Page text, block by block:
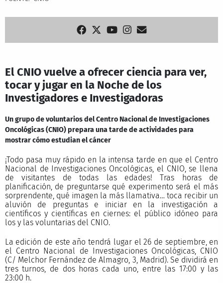
El CNIO vuelve a ofrecer ciencia para ver,
tocar y jugar en la Noche de los
Investigadores e Investigadoras
Un grupo de voluntarios del Centro Nacional de Investigaciones
Oncológicas (CNIO) prepara una tarde de actividades para
mostrar cómo estudian el cáncer
¡Todo pasa muy rápido en la intensa tarde en que el Centro
Nacional de Investigaciones Oncológicas, el CNIO, se llena
de visitantes de todas las edades! Tras horas de
planificación, de preguntarse qué experimento será el más
sorprendente, qué imagen la más llamativa… toca recibir un
aluvión de preguntas e iniciar en la investigación a
científicos y científicas en ciernes: el público idóneo para
los y las voluntarias del CNIO.
La edición de este año tendrá lugar el 26 de septiembre, en
el Centro Nacional de Investigaciones Oncológicas, CNIO
(C/ Melchor Fernández de Almagro, 3, Madrid). Se dividirá en
tres turnos, de dos horas cada uno, entre las 17:00 y las
23:00 h.